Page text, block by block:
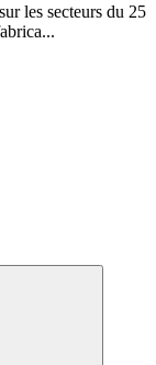
les secteurs du 25